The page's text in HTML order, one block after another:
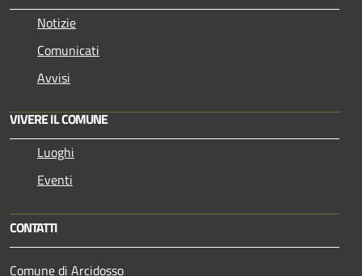
Notizie
Comunicati
Avvisi
VIVERE IL COMUNE
Luoghi
Eventi
CONTATTI
Comune di Arcidosso